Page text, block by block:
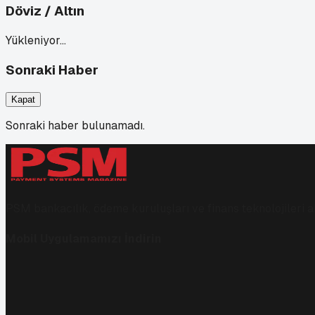
Döviz / Altın
Yükleniyor…
Sonraki Haber
Kapat
Sonraki haber bulunamadı.